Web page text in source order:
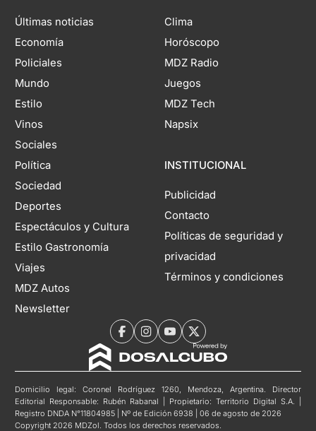
Últimas noticias
Economía
Policiales
Mundo
Estilo
Vinos
Sociales
Política
Sociedad
Deportes
Espectáculos y Cultura
Estilo Gastronomía
Viajes
MDZ Autos
Newsletter
Clima
Horóscopo
MDZ Radio
Juegos
MDZ Tech
Napsix
INSTITUCIONAL
Publicidad
Contacto
Políticas de seguridad y
privacidad
Términos y condiciones
Domicilio legal: Coronel Rodríguez 1260, Mendoza, Argentina. Director
Editorial Responsable: Rubén Rabanal | Propietario: Territorio Digital S.A. |
Registro DNDA N°11804985 | Nº de Edición 6938 | 06 de agosto de 2026
Copyright 2026 MDZol. Todos los derechos reservados.